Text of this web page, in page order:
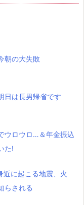
朝の大失敗
日は長男帰省です
ウロウロ…＆年金振込
た!
に起こる地震、火
らされる